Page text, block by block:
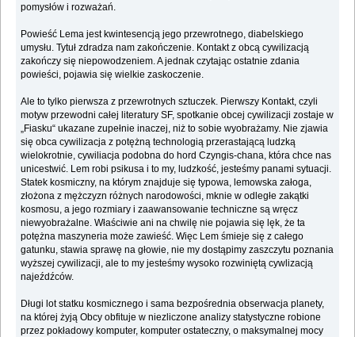
pomysłów i rozważań.
Powieść Lema jest kwintesencją jego przewrotnego, diabelskiego
umysłu. Tytuł zdradza nam zakończenie. Kontakt z obcą cywilizacją
zakończy się niepowodzeniem. A jednak czytając ostatnie zdania
powieści, pojawia się wielkie zaskoczenie.
Ale to tylko pierwsza z przewrotnych sztuczek. Pierwszy Kontakt, czyli
motyw przewodni całej literatury SF, spotkanie obcej cywilizacji zostaje w
„Fiasku“ ukazane zupełnie inaczej, niż to sobie wyobrażamy. Nie zjawia
się obca cywilizacja z potężną technologią przerastającą ludzką
wielokrotnie, cywiliacja podobna do hord Czyngis-chana, która chce nas
unicestwić. Lem robi psikusa i to my, ludzkość, jesteśmy panami sytuacji.
Statek kosmiczny, na którym znajduje się typowa, lemowska załoga,
złożona z mężczyzn różnych narodowości, mknie w odległe zakątki
kosmosu, a jego rozmiary i zaawansowanie techniczne są wręcz
niewyobrażalne. Właściwie ani na chwilę nie pojawia się lęk, że ta
potężna maszyneria może zawieść. Więc Lem śmieje się z całego
gatunku, stawia sprawę na głowie, nie my dostąpimy zaszczytu poznania
wyższej cywilizacji, ale to my jesteśmy wysoko rozwiniętą cywlizacją
najeźdźców.
Długi lot statku kosmicznego i sama bezpośrednia obserwacja planety,
na której żyją Obcy obfituje w niezliczone analizy statystyczne robione
przez pokładowy komputer, komputer ostateczny, o maksymalnej mocy